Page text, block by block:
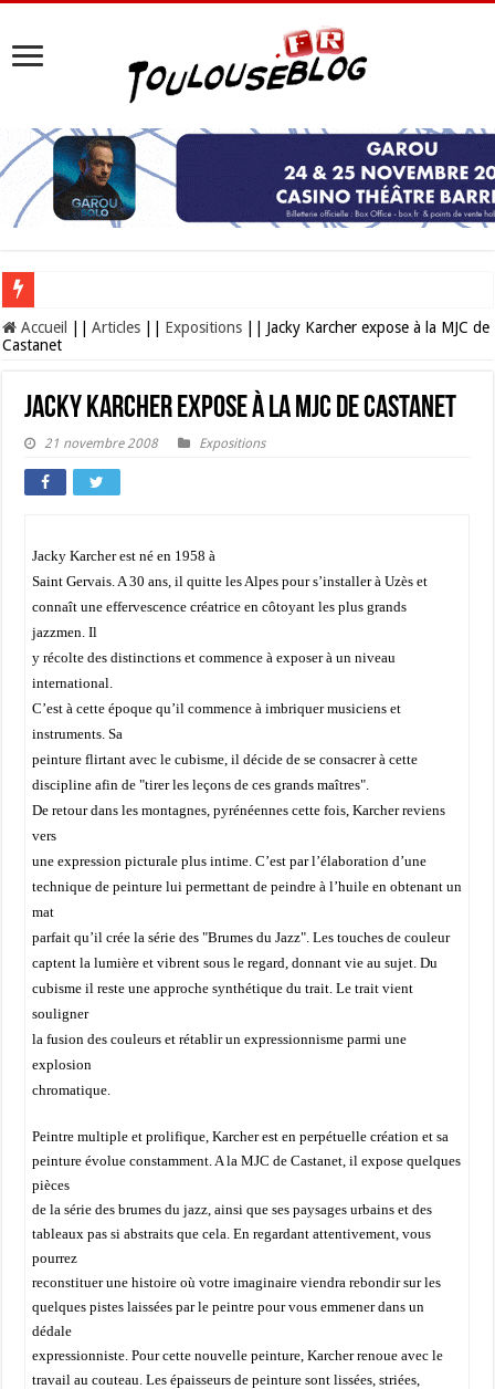
Les Nocturnes de la Cité de l’espace 2026 : l’événement incontournable de
Accueil Articles Expositions
Jacky Karcher expose à la MJC de
Castanet
Jacky Karcher expose à la MJC de Castanet
21 novembre 2008 Expositions
Jacky Karcher est né en 1958 à
Saint Gervais. A 30 ans, il quitte les Alpes pour s’installer à Uzès et
connaît une effervescence créatrice en côtoyant les plus grands
jazzmen. Il
y récolte des distinctions et commence à exposer à un niveau
international.
C’est à cette époque qu’il commence à imbriquer musiciens et
instruments. Sa
peinture flirtant avec le cubisme, il décide de se consacrer à cette
discipline afin de "tirer les leçons de ces grands maîtres".
De retour dans les montagnes, pyrénéennes cette fois, Karcher reviens
vers
une expression picturale plus intime. C’est par l’élaboration d’une
technique de peinture lui permettant de peindre à l’huile en obtenant un
mat
parfait qu’il crée la série des "Brumes du Jazz". Les touches de couleur
captent la lumière et vibrent sous le regard, donnant vie au sujet. Du
cubisme il reste une approche synthétique du trait. Le trait vient
souligner
la fusion des couleurs et rétablir un expressionnisme parmi une
explosion
chromatique.
Peintre multiple et prolifique, Karcher est en perpétuelle création et sa
peinture évolue constamment. A la MJC de Castanet, il expose quelques
pièces
de la série des brumes du jazz, ainsi que ses paysages urbains et des
tableaux pas si abstraits que cela. En regardant attentivement, vous
pourrez
reconstituer une histoire où votre imaginaire viendra rebondir sur les
quelques pistes laissées par le peintre pour vous emmener dans un
dédale
expressionniste. Pour cette nouvelle peinture, Karcher renoue avec le
travail au couteau. Les épaisseurs de peinture sont lissées, striées,